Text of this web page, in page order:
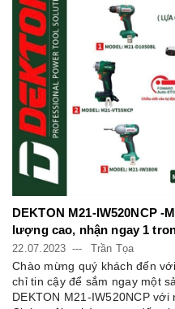
DEKTON M21-IW520NCP -
lượng cao, nhận ngay 1
22.07.2023 Trần Tọa
Chào mừng quý khách đến
chỉ tin cậy để sắm ngay một
DEKTON M21-IW520NCP